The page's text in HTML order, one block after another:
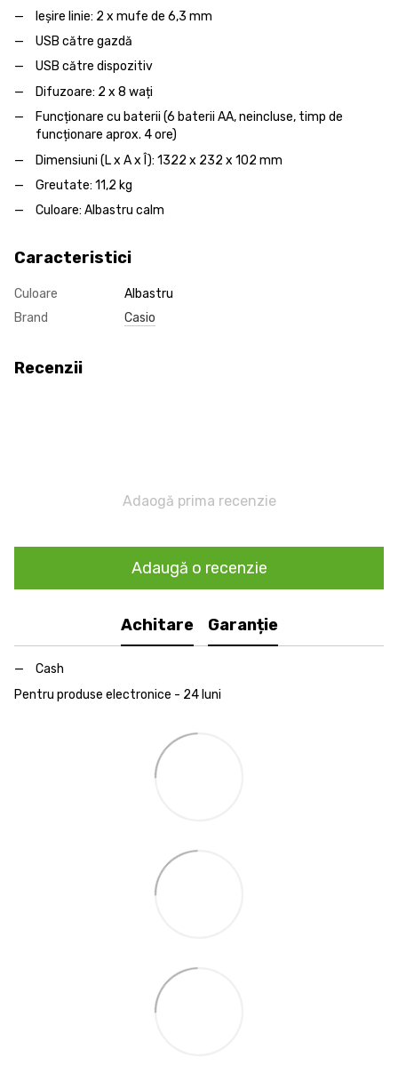
Ieșire linie: 2 x mufe de 6,3 mm
USB către gazdă
USB către dispozitiv
Difuzoare: 2 x 8 wați
Funcționare cu baterii (6 baterii AA, neincluse, timp de
funcționare aprox. 4 ore)
Dimensiuni (L x A x Î): 1322 x 232 x 102 mm
Greutate: 11,2 kg
Culoare: Albastru calm
Caracteristici
Culoare
Albastru
Brand
Casio
Recenzii
Adaogă prima recenzie
Adaugă o recenzie
Achitare Garanție
Cash
Pentru produse electronice - 24 luni